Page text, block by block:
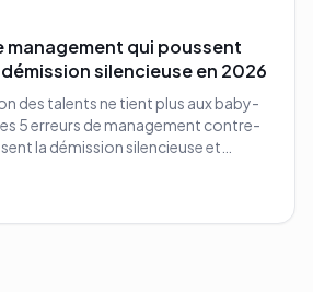
management qui poussent
silencieuse en 2026
des talents ne tient plus aux baby-
5 erreurs de management contre-
la démission silencieuse et